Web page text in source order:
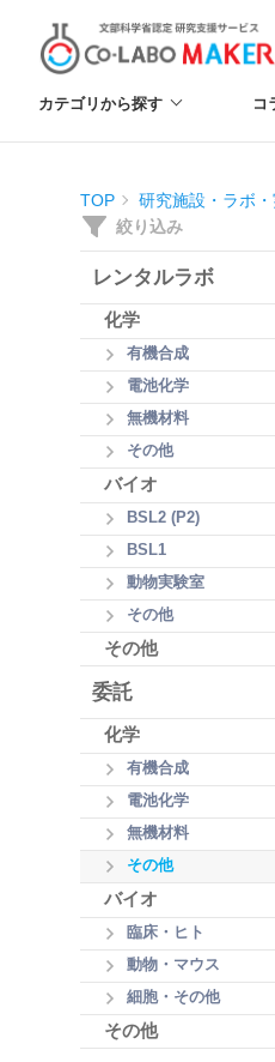
カテゴリから探す コ
TOP 研究施設・ラボ
絞り込み
レンタルラボ
化学
有機合成
電池化学
無機材料
その他
バイオ
BSL2 (P2)
BSL1
動物実験室
その他
その他
委託
化学
有機合成
電池化学
無機材料
その他
バイオ
臨床・ヒト
動物・マウス
細胞・その他
その他